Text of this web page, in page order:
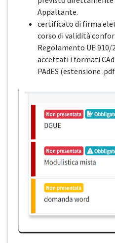
Appaltante.
certificato di firma
corso di validità
Regolamento UE 910/
accettati i formati
PAdES (estensione